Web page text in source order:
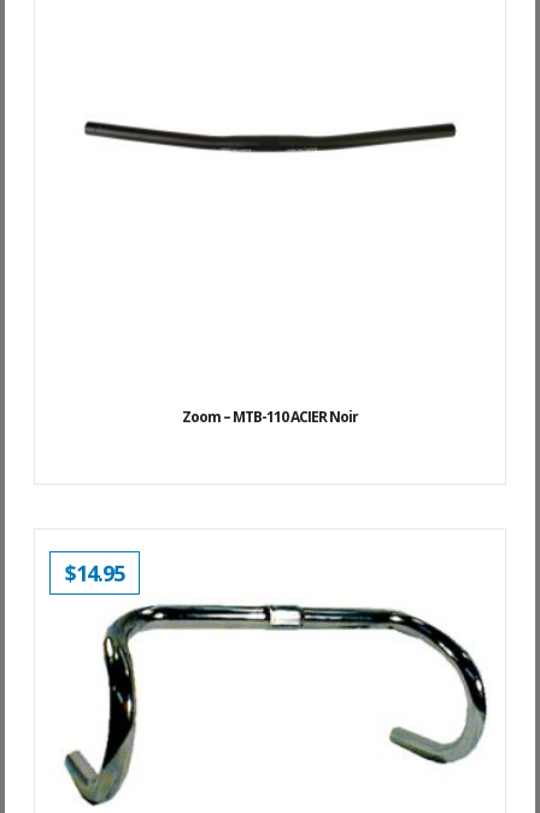
Zoom – MTB-110 ACIER Noir
$14.95